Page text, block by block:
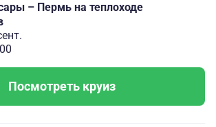
– Пермь на теплоходе
Посмотреть круиз